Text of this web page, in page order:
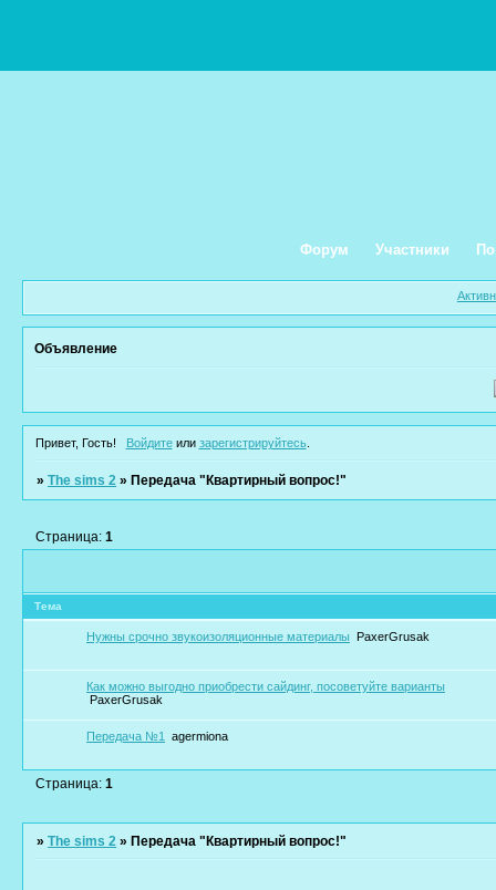
Форум Участники
Объявление
Привет, Гость! Войдитеили зарегистрируйтесь.
»The sims 2 » Передача "Квартирный вопрос!"
Страница:1
Тема
Нужны срочно звукоизоляционные материалы PaxerGrusak
Как можно выгодно приобрести сайдинг, посоветуйте варианты
PaxerGrusak
Передача №1 agermiona
Страница:1
»The sims 2 » Передача "Квартирный вопрос!"